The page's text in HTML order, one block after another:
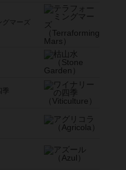
グマーズ
季